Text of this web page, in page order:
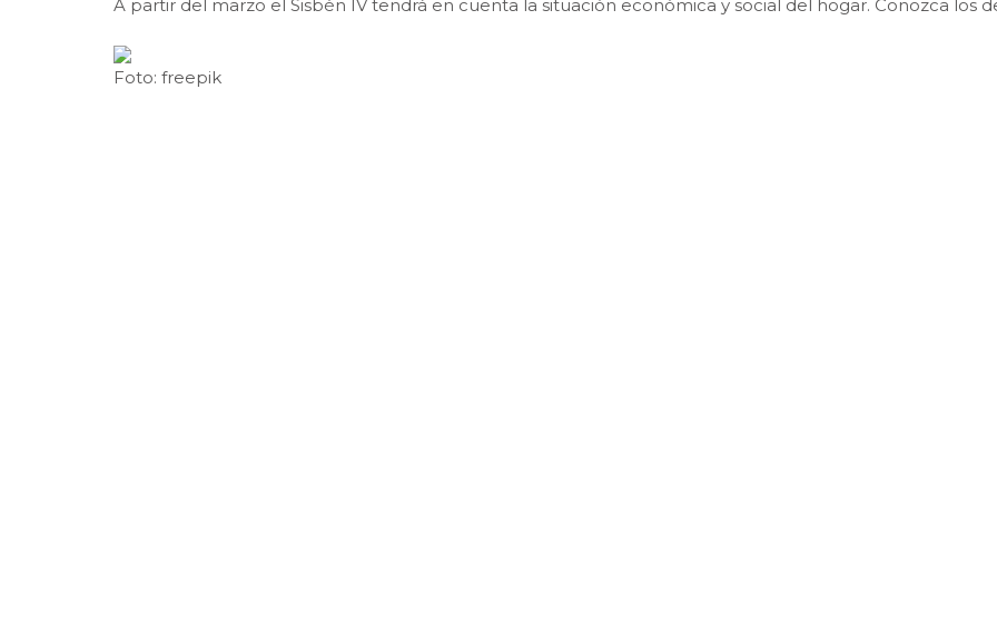
A partir del marzo el Sisbén IV tendrá en cuenta la situación económica y social del hogar. Conozca los
Foto: freepik